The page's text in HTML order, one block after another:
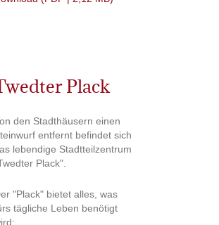
Plack
den Stadthäusern einen
entfernt befindet sich
lebendige Stadtteilzentrum
Plack".
"Plack" bietet alles, was
tägliche Leben benötigt